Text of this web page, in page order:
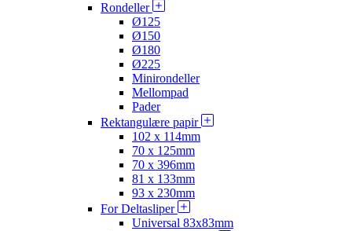
Rondeller
Ø125
Ø150
Ø180
Ø225
Minirondeller
Mellompad
Pader
Rektangulære papir
102 x 114mm
70 x 125mm
70 x 396mm
81 x 133mm
93 x 230mm
For Deltasliper
Universal 83x83mm